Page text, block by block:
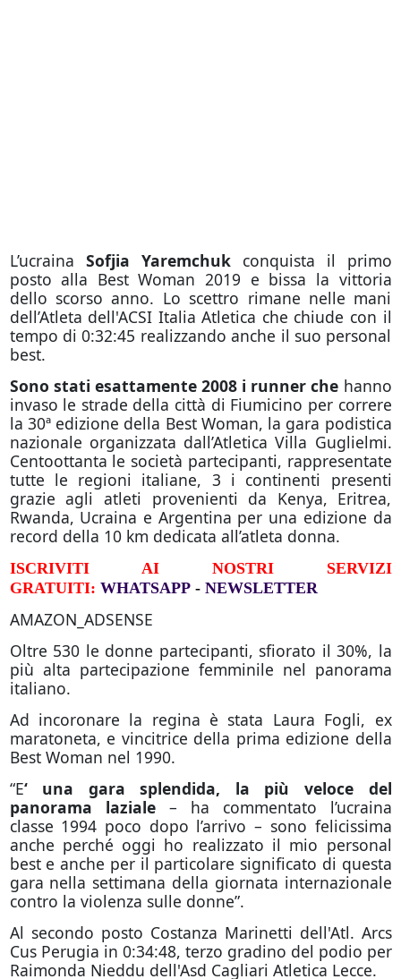
L’ucraina Sofjia Yaremchuk conquista il primo
posto alla Best Woman 2019 e bissa la vittoria
dello scorso anno. Lo scettro rimane nelle mani
dell’Atleta dell'ACSI Italia Atletica che chiude con il
tempo di 0:32:45 realizzando anche il suo personal
best.
Sono stati esattamente 2008 i runner che hanno
invaso le strade della città di Fiumicino per correre
la 30ª edizione della Best Woman, la gara podistica
nazionale organizzata dall’Atletica Villa Guglielmi.
Centoottanta le società partecipanti, rappresentate
tutte le regioni italiane, 3 i continenti presenti
grazie agli atleti provenienti da Kenya, Eritrea,
Rwanda, Ucraina e Argentina per una edizione da
record della 10 km dedicata all’atleta donna.
ISCRIVITI AI NOSTRI SERVIZI
GRATUITI: WHATSAPP- NEWSLETTER
AMAZON_ADSENSE
Oltre 530 le donne partecipanti, sfiorato il 30%, la
più alta partecipazione femminile nel panorama
italiano.
Ad incoronare la regina è stata Laura Fogli, ex
maratoneta, e vincitrice della prima edizione della
Best Woman nel 1990.
“E‘ una gara splendida, la più veloce del
panorama laziale– ha commentato l’ucraina
classe 1994 poco dopo l’arrivo – sono felicissima
anche perché oggi ho realizzato il mio personal
best e anche per il particolare significato di questa
gara nella settimana della giornata internazionale
contro la violenza sulle donne”.
Al secondo posto Costanza Marinetti dell'Atl. Arcs
Cus Perugia in 0:34:48, terzo gradino del podio per
Raimonda Nieddu dell'Asd Cagliari Atletica Lecce.